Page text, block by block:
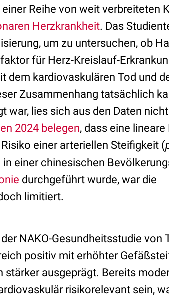
Reihe von weit verbreiteten
Herzkrankheit. Das
um zu untersuchen, ob
für Herz-Kreislauf-
dem kardiovaskulären Tod und
Zusammenhang tatsächlich
war, lies sich aus den Daten
2024 belegen, dass eine
einer arteriellen Steifigkeit (
einer chinesischen
durchgeführt wurde, war die
limitiert.
NAKO-Gesundheitsstudie von
positiv mit erhöhter
stärker ausgeprägt. Bereits
risikorelevant sein,